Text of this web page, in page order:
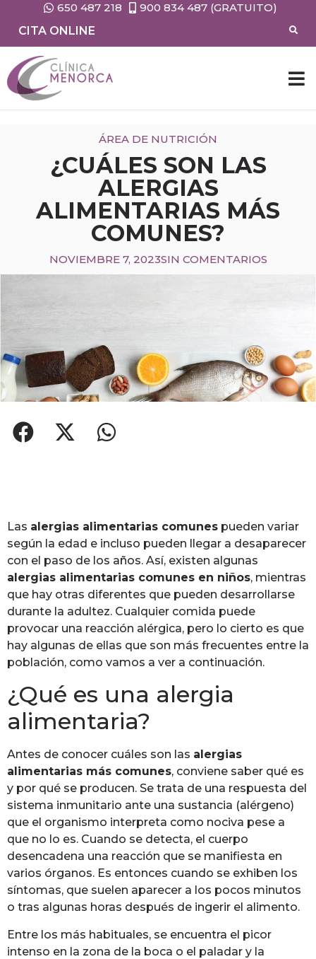
650 487 218
900 834 487 (GRATUITO)
CITA ONLINE
ÁREA DE NUTRICIÓN
¿CUÁLES SON LAS
ALERGIAS
ALIMENTARIAS MÁS
COMUNES?
NOVIEMBRE 7, 2023SIN COMENTARIOS
Las alergias alimentarias comunes pueden variar
según la edad e incluso pueden llegar a desaparecer
con el paso de los años. Así, existen algunas
alergias alimentarias comunes en niños, mientras
que hay otras diferentes que pueden desarrollarse
durante la adultez. Cualquier comida puede
provocar una reacción alérgica, pero lo cierto es que
hay algunas de ellas que son más frecuentes entre la
población, como vamos a ver a continuación.
¿Qué es una alergia
alimentaria?
Antes de conocer cuáles son las alergias
alimentarias más comunes, conviene saber qué es
y por qué se producen. Se trata de una respuesta del
sistema inmunitario ante una sustancia (alérgeno)
que el organismo interpreta como nociva pese a
que no lo es. Cuando se detecta, el cuerpo
desencadena una reacción que se manifiesta en
varios órganos. Es entonces cuando se exhiben los
síntomas, que suelen aparecer a los pocos minutos
o tras algunas horas después de ingerir el alimento.
Entre los más habituales, se encuentra el picor
intenso en la zona de la boca o el paladar y la